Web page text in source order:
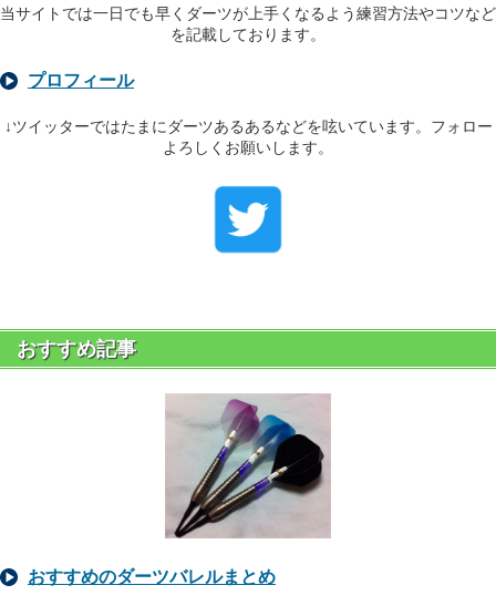
当サイトでは一日でも早くダーツが上手くなるよう練習方法やコツなど
を記載しております。
プロフィール
↓ツイッターではたまにダーツあるあるなどを呟いています。フォロー
よろしくお願いします。
おすすめ記事
おすすめのダーツバレルまとめ